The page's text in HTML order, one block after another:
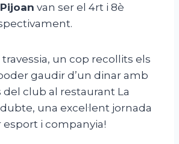
van ser el 4rt i 8è
un cop recollits els
gaudir d’un dinar amb
club al restaurant La
una excel·lent jornada
i companyia!